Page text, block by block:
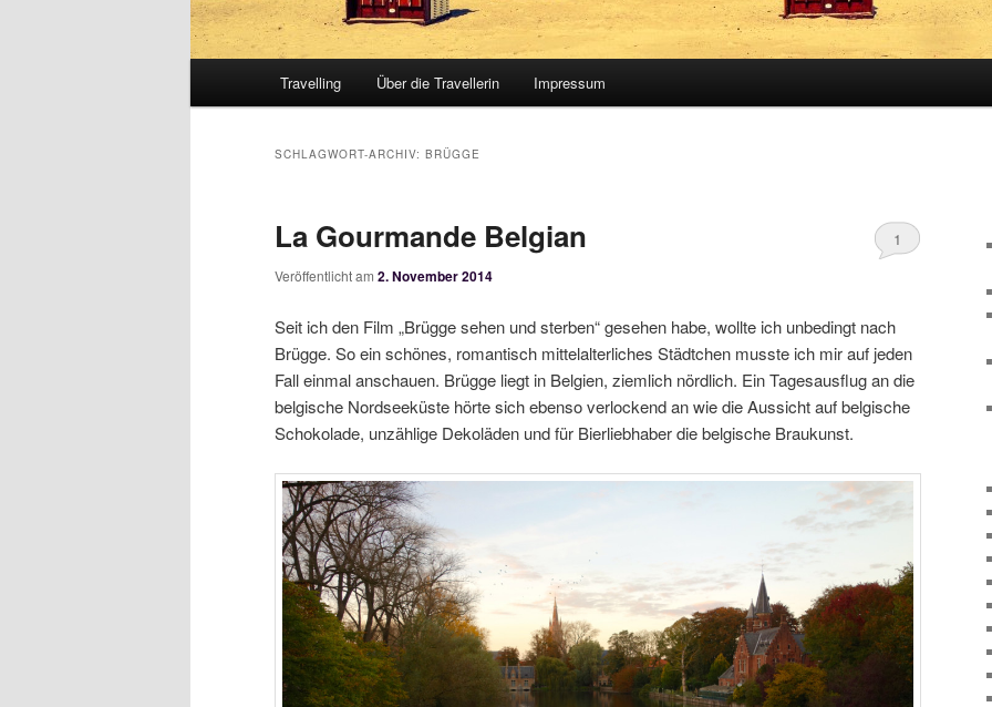
Travelling Über die Travellerin Impressum
SCHLAGWORT-ARCHIV: BRÜGGE
La Gourmande Belgian
Veröffentlicht am 2. November 2014
1
Seit ich den Film „Brügge sehen und sterben“ gesehen habe, wollte ich unbedingt nach
Brügge. So ein schönes, romantisch mittelalterliches Städtchen musste ich mir auf jeden
Fall einmal anschauen. Brügge liegt in Belgien, ziemlich nördlich. Ein Tagesausflug an die
belgische Nordseeküste hörte sich ebenso verlockend an wie die Aussicht auf belgische
Schokolade, unzählige Dekoläden und für Bierliebhaber die belgische Braukunst.